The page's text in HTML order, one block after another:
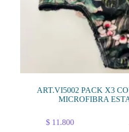
ART.VI5002 PACK X3
MICROFIBRA
$11.800